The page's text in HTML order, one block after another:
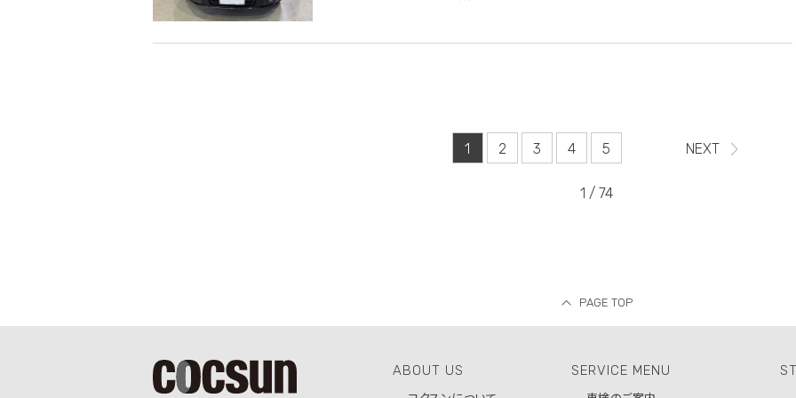
1 / 74
1 2 3 4 5 NEXT
PAGE TOP
ABOUT US SERVICE MENU